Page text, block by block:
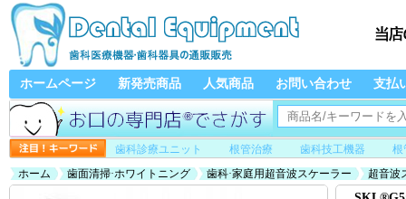
ホームページ 新発売商品 人気商品 お問い合わせ 支払
歯科診療ユニット 根管治療 歯科技工機器
根
ホーム
歯面清掃·ホワイトニング 歯科·家庭用超音波スケーラー 超音波